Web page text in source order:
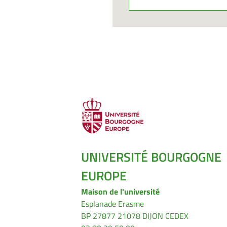
UNIVERSITÉ BOURGOGNE
EUROPE
Maison de l'université
Esplanade Erasme
BP 27877 21078 DIJON CEDEX